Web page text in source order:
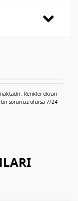
Renkler ekran
bir sorunuz olursa 7/24